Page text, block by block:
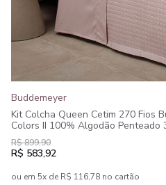
Buddemeyer
Kit Colcha Queen Cetim 270 Fios
Colors II 100% Algodão Penteado
R$ 899,90
R$ 583,92
ou em 5x de R$ 116,78 no cartão